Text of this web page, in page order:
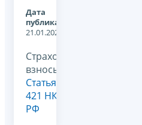
Дата
публикации:
21.01.2026
Страховые
взносы,
Статья
421 НК
РФ